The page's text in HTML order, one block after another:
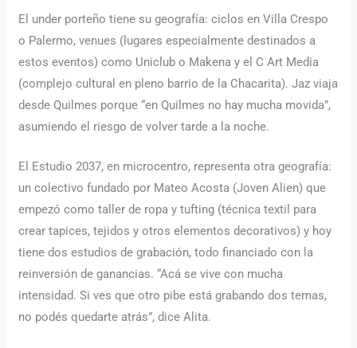
El under porteño tiene su geografía: ciclos en Villa Crespo
o Palermo, venues (lugares especialmente destinados a
estos eventos) como Uniclub o Makena y el C Art Media
(complejo cultural en pleno barrio de la Chacarita). Jaz viaja
desde Quilmes porque “en Quilmes no hay mucha movida”,
asumiendo el riesgo de volver tarde a la noche.
El Estudio 2037, en microcentro, representa otra geografía:
un colectivo fundado por Mateo Acosta (Joven Alien) que
empezó como taller de ropa y tufting (técnica textil para
crear tapices, tejidos y otros elementos decorativos) y hoy
tiene dos estudios de grabación, todo financiado con la
reinversión de ganancias. “Acá se vive con mucha
intensidad. Si ves que otro pibe está grabando dos temas,
no podés quedarte atrás”, dice Alita.